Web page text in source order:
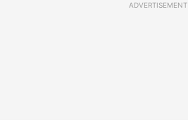
ADVERTISEMENT